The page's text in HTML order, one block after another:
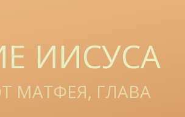
ИИСУСА
МАТФЕЯ, ГЛАВА